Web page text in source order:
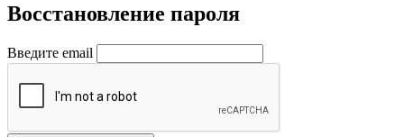
Восстановление пароля
Введите email